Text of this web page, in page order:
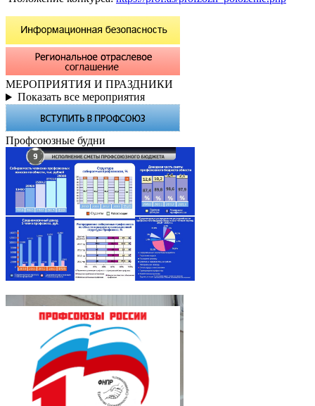
МЕРОПРИЯТИЯ И ПРАЗДНИКИ
Показать все мероприятия
Профсоюзные будни